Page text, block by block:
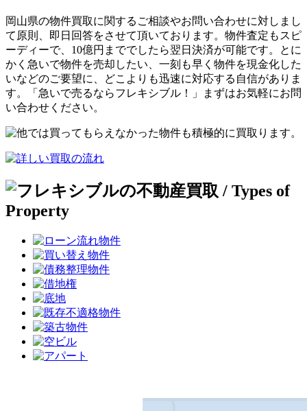
岡山県の物件買取に関するご相談やお問い合わせに対しまし
て原則、即日回答をさせて頂いております。物件査定もスピ
ーディーで、10億円まででしたら翌日決済が可能です。とに
かく急いで物件を売却したい、一刻も早く物件を現金化した
いなどのご要望に、どこよりも迅速に対応する自信がありま
す。「急いで売るならフレキシブル！」まずはお気軽にお問
い合わせください。